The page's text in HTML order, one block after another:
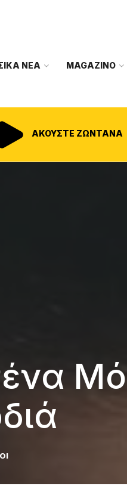
ΝΕΑ MAGAZINO
ΑΚΟΥΣΤΕ ΖΩΝΤΑΝΑ